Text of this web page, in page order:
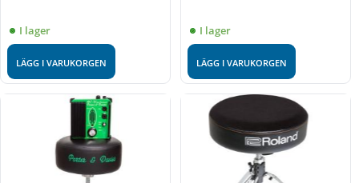
I lager
LÄGG I VARUKORGEN
I lager
LÄGG I VARUKORGEN